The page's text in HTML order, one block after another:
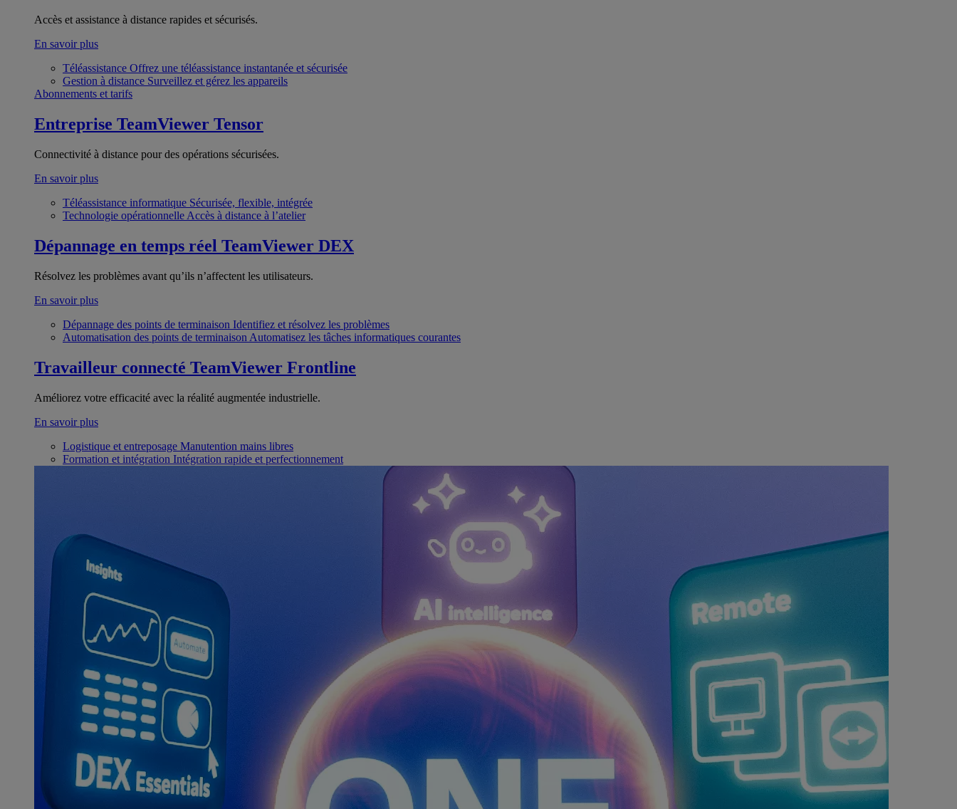
Accès et assistance à distance rapides et sécurisés.
En savoir plus
Téléassistance Offrez une téléassistance instantanée et sécurisée
Gestion à distance Surveillez et gérez les appareils
Abonnements et tarifs
Entreprise TeamViewer Tensor
Connectivité à distance pour des opérations sécurisées.
En savoir plus
Téléassistance informatique Sécurisée, flexible, intégrée
Technologie opérationnelle Accès à distance à l’atelier
Dépannage en temps réel TeamViewer DEX
Résolvez les problèmes avant qu’ils n’affectent les utilisateurs.
En savoir plus
Dépannage des points de terminaison Identifiez et résolvez les problèmes
Automatisation des points de terminaison Automatisez les tâches informatiques courantes
Travailleur connecté TeamViewer Frontline
Améliorez votre efficacité avec la réalité augmentée industrielle.
En savoir plus
Logistique et entreposage Manutention mains libres
Formation et intégration Intégration rapide et perfectionnement